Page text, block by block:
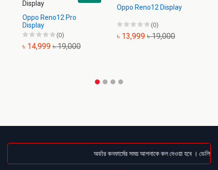
Oppo Reno12 Pro
Display
(0)
৳ 14,999 ৳ 19,000
Oppo Reno12 Display
(0)
৳ 13,999 ৳ 19,000
অর্ডার কনফার্মের সময় আপনাকে কল দেওয়া হবে ।